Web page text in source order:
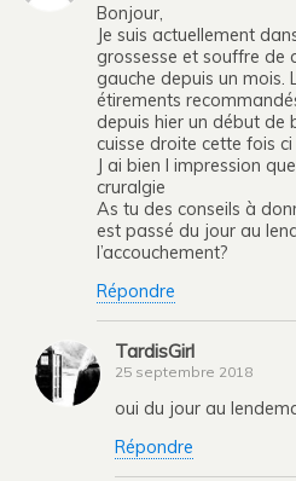
Bonjour,
Je suis actuellement
grossesse et souffre de
gauche depuis un mois.
étirements
depuis hier un début de
cuisse droite cette fois ci
J ai bien l impression
cruralgie
As tu des conseils à
est passé du jour au
l’accouchement?
Répondre
TardisGirl
25 septembre 2018
oui du jour au
Répondre